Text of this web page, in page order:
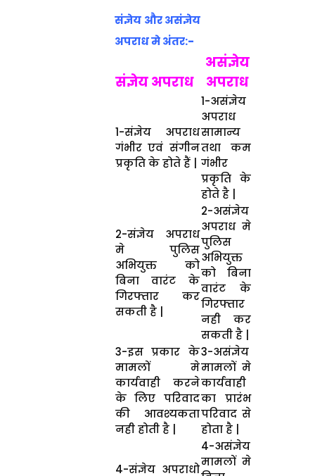
संज्ञेय और असंज्ञेय
अपराध मे अंतर:-
संज्ञेय अपराध
असंज्ञेय
अपराध
1-संज्ञेय अपराध
गंभीर एवं संगीन
प्रकृति के होते हैं |
1-असंज्ञेय
अपराध
सामान्य
तथा कम
गंभीर
प्रकृति के
होते है |
2-संज्ञेय अपराध
मे पुलिस
अभियुक्त को
बिना वारंट के
गिरफ्तार कर
सकती है |
2-असंज्ञेय
अपराध मे
पुलिस
अभियुक्त
को बिना
वारंट के
गिरफ्तार
नही कर
सकती है |
3-इस प्रकार के
मामलों मे
कार्यवाही करने
के लिए परिवाद
की आवश्यकता
नही होती है |
3-असंज्ञेय
मामलों मे
कार्यवाही
का प्रारंभ
परिवाद से
होता है |
4-संज्ञेय अपराधो
4-असंज्ञेय
मामलों मे